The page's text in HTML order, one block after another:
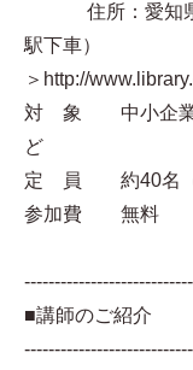
住所：愛知県岡
駅下車）
＞http://
対 象 中小企業経
ど
定 員 約40名（
参加費 無料
■講師のご紹介